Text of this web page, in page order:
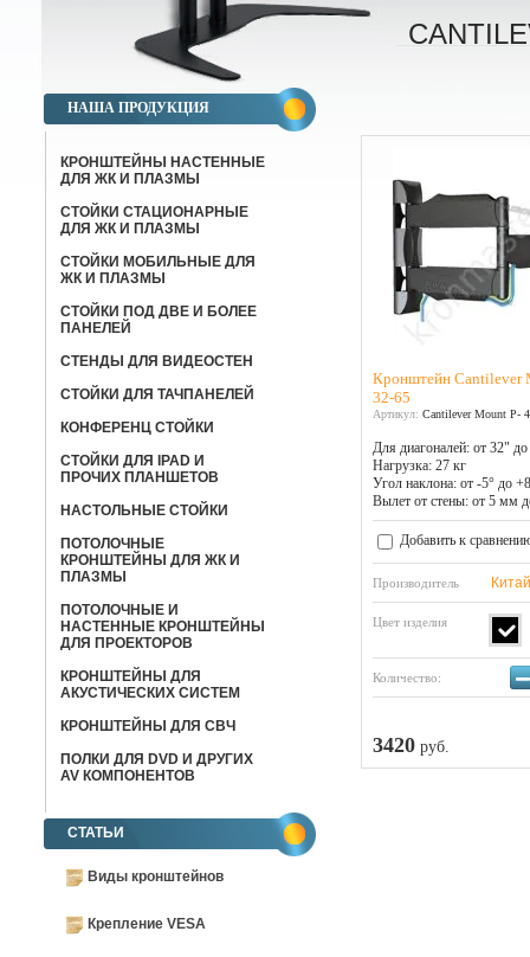
НАША ПРОДУКЦИЯ
КРОНШТЕЙНЫ НАСТЕННЫЕ
ДЛЯ ЖК И ПЛАЗМЫ
СТОЙКИ СТАЦИОНАРНЫЕ
ДЛЯ ЖК И ПЛАЗМЫ
СТОЙКИ МОБИЛЬНЫЕ ДЛЯ
ЖК И ПЛАЗМЫ
СТОЙКИ ПОД ДВЕ И БОЛЕЕ
ПАНЕЛЕЙ
СТЕНДЫ ДЛЯ ВИДЕОСТЕН
СТОЙКИ ДЛЯ ТАЧПАНЕЛЕЙ
КОНФЕРЕНЦ СТОЙКИ
CТОЙКИ ДЛЯ IPAD И
ПРОЧИХ ПЛАНШЕТОВ
НАСТОЛЬНЫЕ СТОЙКИ
ПОТОЛОЧНЫЕ
КРОНШТЕЙНЫ ДЛЯ ЖК И
ПЛАЗМЫ
ПОТОЛОЧНЫЕ И
НАСТЕННЫЕ КРОНШТЕЙНЫ
ДЛЯ ПРОЕКТОРОВ
КРОНШТЕЙНЫ ДЛЯ
АКУСТИЧЕСКИХ СИСТЕМ
КРОНШТЕЙНЫ ДЛЯ СВЧ
ПОЛКИ ДЛЯ DVD И ДРУГИХ
AV КОМПОНЕНТОВ
СТАТЬИ
Виды кронштейнов
Крепление VESA
Кронштейн Cantilever
32-65
Артикул: Cantilever Mount P-
Для диагоналей: от 32"
Нагрузка: 27 кг
Угол наклона: от -5° до
Вылет от стены: от 5 мм
Добавить к
Производитель Китай
Цвет изделия
Количество: −
3420 руб.